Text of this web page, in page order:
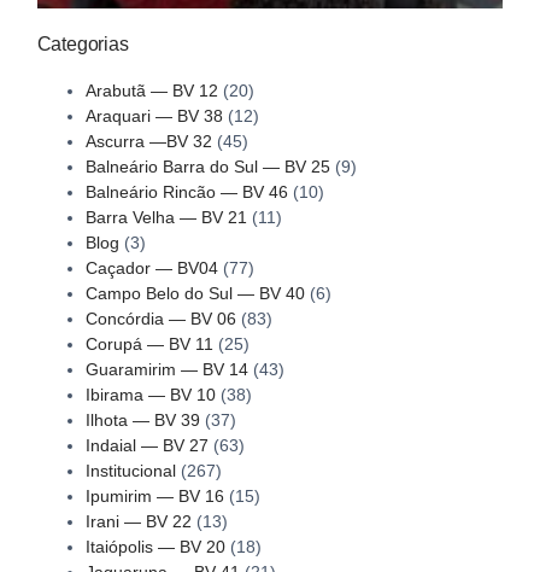
Categorias
Arabutã — BV 12 (20)
Araquari — BV 38 (12)
Ascurra —BV 32 (45)
Balneário Barra do Sul — BV 25(9)
Balneário Rincão — BV 46 (10)
Barra Velha — BV 21 (11)
Blog (3)
Caçador — BV04(77)
Campo Belo do Sul — BV 40(6)
Concórdia — BV 06 (83)
Corupá — BV 11 (25)
Guaramirim — BV 14(43)
Ibirama — BV 10(38)
Ilhota — BV 39 (37)
Indaial — BV 27 (63)
Institucional(267)
Ipumirim — BV 16 (15)
Irani — BV 22 (13)
Itaiópolis — BV 20(18)